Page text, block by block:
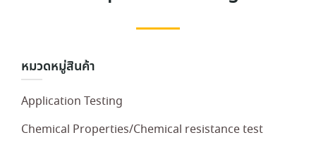
หมวดหมู่สินค้า
Application Testing
Chemical Properties/Chemical resistance test